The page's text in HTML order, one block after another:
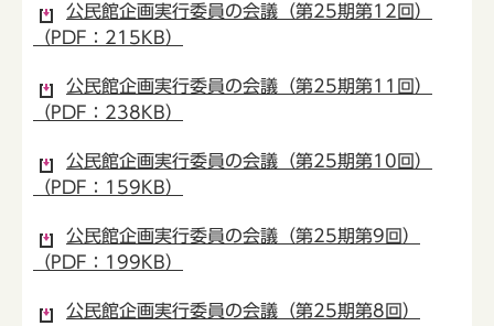
公民館企画実行委員の会議（第25期第12回）
（PDF：215KB）
公民館企画実行委員の会議（第25期第11回）
（PDF：238KB）
公民館企画実行委員の会議（第25期第10回）
（PDF：159KB）
公民館企画実行委員の会議（第25期第9回）
（PDF：199KB）
公民館企画実行委員の会議（第25期第8回）